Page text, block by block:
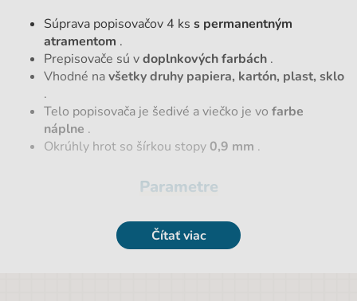
Súprava popisovačov 4 ks s permanentným
atramentom .
Prepisovače sú vdoplnkových farbách .
Vhodné navšetky druhy papiera, kartón, plast, sklo
.
Telo popisovača je šedivé a viečko je vo farbe
náplne .
Okrúhly hrot so šírkou stopy 0,9 mm .
Parametre
Čítať viac